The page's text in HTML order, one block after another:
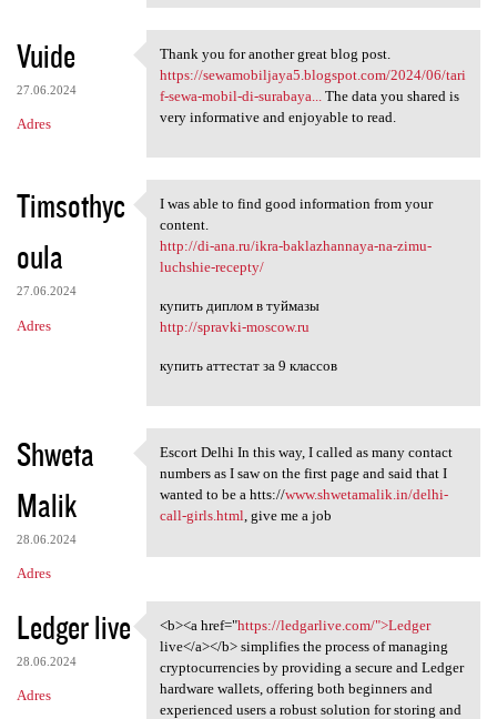
Vuide
27.06.2024
Adres
Thank you for another great
Thank you for another great blog post.
https://sewamobiljaya5.blogspot.com/2024/06/tari
f-sewa-mobil-di-surabaya...
The data you shared is
very informative and enjoyable to read.
Timsothyc
oula
27.06.2024
Adres
I was able to find good
I was able to find good information from your
content.
http://di-ana.ru/ikra-baklazhannaya-na-zimu-
luchshie-recepty/
купить диплом в туймазы
http://spravki-moscow.ru
купить аттестат за 9 классов
Shweta
Malik
28.06.2024
Adres
Escort Delhi In this way, I
Escort Delhi In this way, I called as many contact
numbers as I saw on the first page and said that I
wanted to be a htts://www.shwetamalik.in/delhi-
call-girls.html, give me a job
Ledger live
28.06.2024
Adres
<b><a href="https:/
<b><a href="https://ledgarlive.com/">Ledger
live</a></b> simplifies the process of managing
cryptocurrencies by providing a secure and Ledger
hardware wallets, offering both beginners and
experienced users a robust solution for storing and